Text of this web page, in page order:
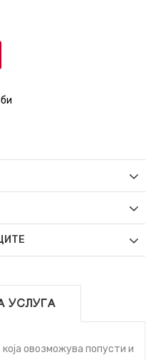
УСЛУГА
овозможува попусти и